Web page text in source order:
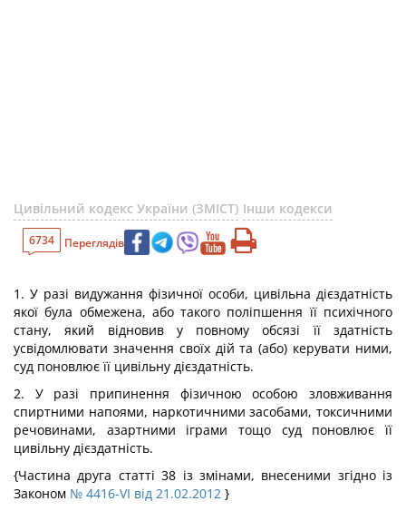
Цивільний кодекс України (ЗМІСТ) Інши кодекси
6734 Переглядів
1. У разі видужання фізичної особи, цивільна дієздатність
якої була обмежена, або такого поліпшення її психічного
стану, який відновив у повному обсязі її здатність
усвідомлювати значення своїх дій та (або) керувати ними,
суд поновлює її цивільну дієздатність.
2. У разі припинення фізичною особою зловживання
спиртними напоями, наркотичними засобами, токсичними
речовинами, азартними іграми тощо суд поновлює її
цивільну дієздатність.
{Частина друга статті 38 із змінами, внесеними згідно із
Законом № 4416-VI від 21.02.2012 }